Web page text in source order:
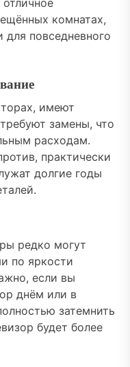
комнатах,
повседневного
имеют
замены, что
расходам.
практически
долгие годы
редко могут
по яркости
если вы
днём или в
затемнить
будет более